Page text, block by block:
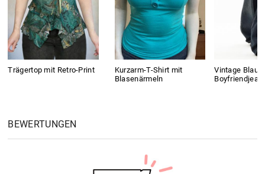
Trägertop mit Retro-Print
Kurzarm-T-Shirt mit
Blasenärmeln
Vintage Blaue
BEWERTUNGEN